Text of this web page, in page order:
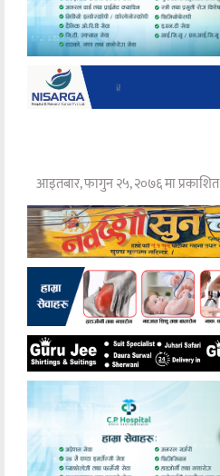
आइतबार, फागुन २५, २०७६ मा प्रकाशित